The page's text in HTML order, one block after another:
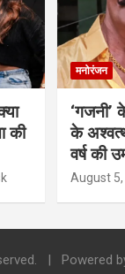
की
मनोरंजन
‘गजनी’
के
वर्ष की
August
Powered